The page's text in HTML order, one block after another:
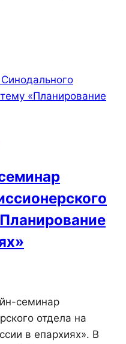
семинар
отдела на
в епархиях». В